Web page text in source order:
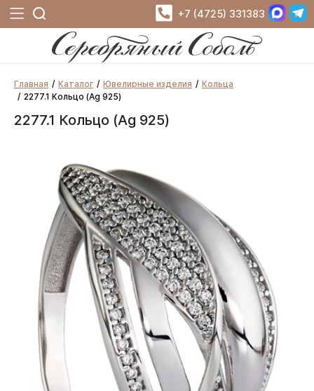
+7 (4725) 331383
Главная Каталог Ювелирные изделия
Кольца
2277.1 Кольцо (Ag 925)
2277.1 Кольцо (Ag 925)